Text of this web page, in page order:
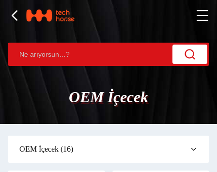
OEM İçecek
OEM İçecek (16)